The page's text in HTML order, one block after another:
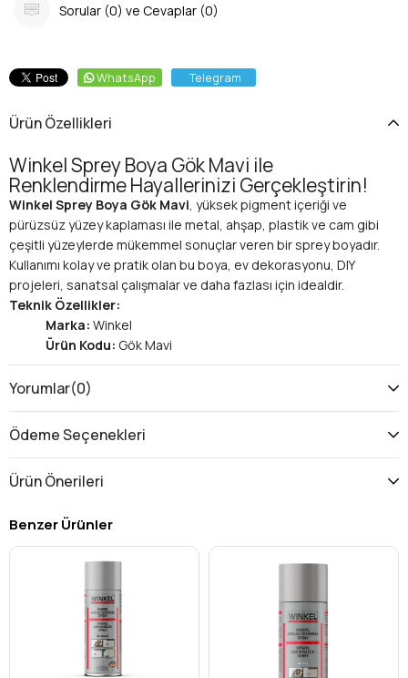
Sorular (0) ve Cevaplar (0)
WhatsApp Telegram
Ürün Özellikleri
Winkel Sprey Boya Gök Mavi ile
Renklendirme Hayallerinizi Gerçekleştirin!
Winkel Sprey Boya Gök Mavi, yüksek pigment içeriği ve
pürüzsüz yüzey kaplaması ile metal, ahşap, plastik ve cam gibi
çeşitli yüzeylerde mükemmel sonuçlar veren bir sprey boyadır.
Kullanımı kolay ve pratik olan bu boya, ev dekorasyonu, DIY
projeleri, sanatsal çalışmalar ve daha fazlası için idealdir.
Teknik Özellikler:
Marka: Winkel
Ürün Kodu: Gök Mavi
Renk:Gök Mavi
Ambalaj:
Kullanım Alanları:
Özellikler:
Pürüzsüz yüzey kaplaması
Mükemmel örtücülük
Dayanıklı ve uzun ömürlü
Kolay kullanım
Çevre dostu
Kullanım Talimatları:
Boyayacağınız yüzeyi temiz, kuru ve yağsız
olduğundan emin olun.
Spreyi iyice çalkalayın.
Yorumlar(0)
Ödeme Seçenekleri
Ürün Önerileri
Benzer Ürünler